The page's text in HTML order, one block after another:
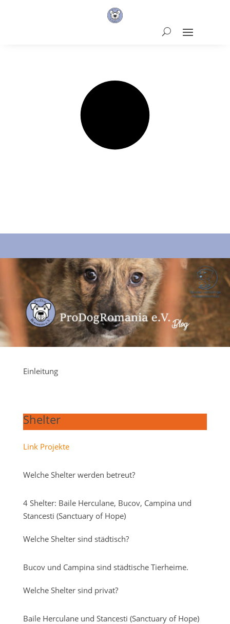
Einleitung
Shelter
Link Projekte
Welche Shelter werden betreut?
4 Shelter: Baile Herculane, Bucov, Campina und
Stancesti (Sanctuary of Hope)
Welche Shelter sind städtisch?
Bucov und Campina sind städtische Tierheime.
Welche Shelter sind privat?
Baile Herculane und Stancesti (Sanctuary of Hope)